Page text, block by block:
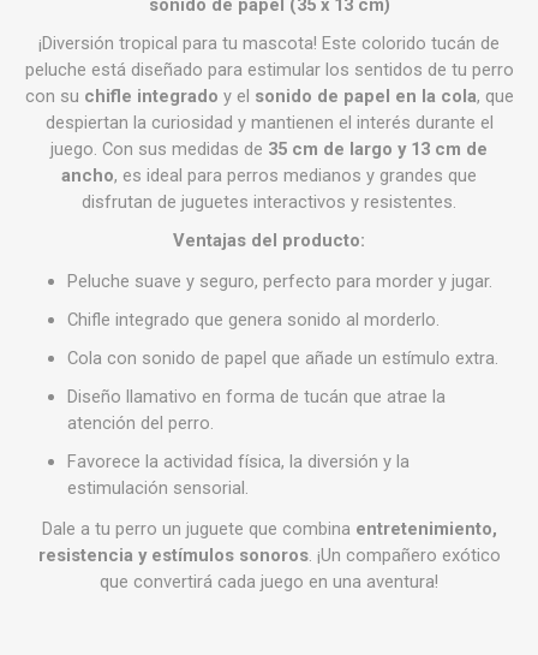
sonido de papel (35 x 13 cm)
¡Diversión tropical para tu mascota! Este colorido tucán de
peluche está diseñado para estimular los sentidos de tu perro
con su chifle integrado y el sonido de papel en la cola, que
despiertan la curiosidad y mantienen el interés durante el
juego. Con sus medidas de 35 cm de largo y 13 cm de
ancho, es ideal para perros medianos y grandes que
disfrutan de juguetes interactivos y resistentes.
Ventajas del producto:
Peluche suave y seguro, perfecto para morder y jugar.
Chifle integrado que genera sonido al morderlo.
Cola con sonido de papel que añade un estímulo extra.
Diseño llamativo en forma de tucán que atrae la
atención del perro.
Favorece la actividad física, la diversión y la
estimulación sensorial.
Dale a tu perro un juguete que combina entretenimiento,
resistencia y estímulos sonoros. ¡Un compañero exótico
que convertirá cada juego en una aventura!